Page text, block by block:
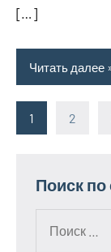
[…]
Читать далее
1 2
Поиск по